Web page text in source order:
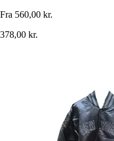
Fra 560,00 kr.
378,00 kr.